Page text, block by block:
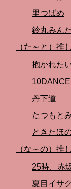
里つばめ
鈴丸みんた
（た～と）推
抱かれた
10DANCE
丹下道
たつもと
ときたほ
（な～の）推
25時、赤
夏目イサク